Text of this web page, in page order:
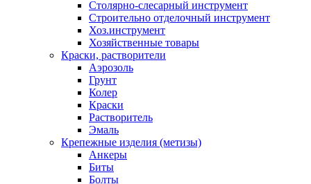
Столярно-слесарный инструмент
Строительно отделочный инструмент
Хоз.инструмент
Хозяйственные товары
Краски, растворители
Аэрозоль
Грунт
Колер
Краски
Растворитель
Эмаль
Крепежные изделия (метизы)
Анкеры
Биты
Болты